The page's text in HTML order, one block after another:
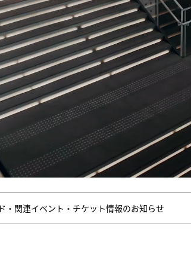
・関連イベント・チケット情報のお知らせ